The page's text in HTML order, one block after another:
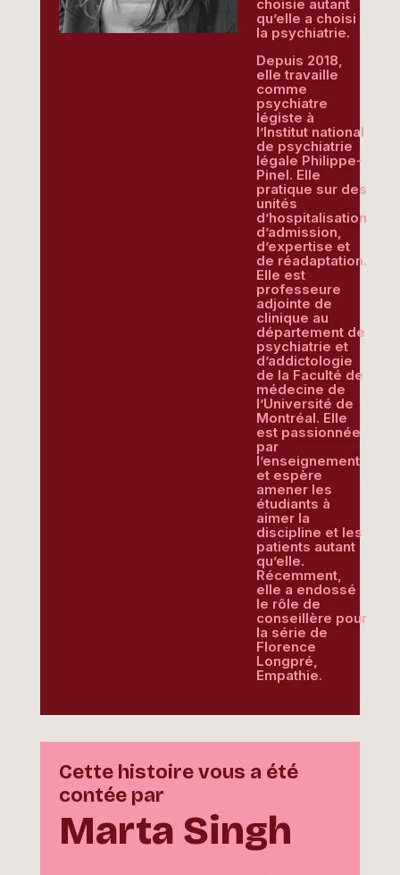
choisie autant
qu’elle a choisi
la psychiatrie.
Depuis 2018,
elle travaille
comme
psychiatre
légiste à
l’Institut national
de psychiatrie
légale Philippe-
Pinel. Elle
pratique sur des
unités
d’hospitalisation
d’admission,
d’expertise et
de réadaptation.
Elle est
professeure
adjointe de
clinique au
département de
psychiatrie et
d’addictologie
de la Faculté de
médecine de
l’Université de
Montréal. Elle
est passionnée
par
l’enseignement
et espère
amener les
étudiants à
aimer la
discipline et les
patients autant
qu’elle.
Récemment,
elle a endossé
le rôle de
conseillère pour
la série de
Florence
Longpré,
Empathie.
Cette histoire vous a été
contée par
Marta Singh